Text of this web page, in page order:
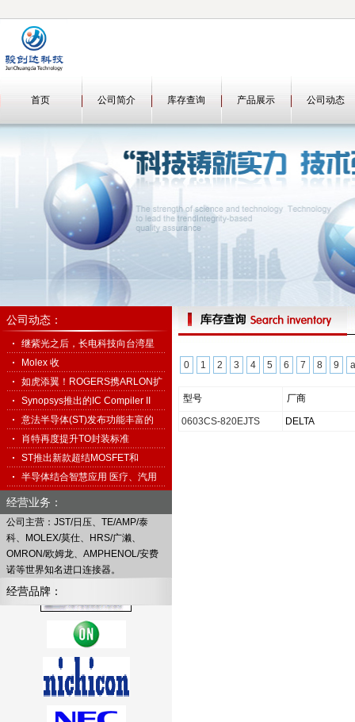
首页 公司简介 库存查询 产品展示 公司动态
0 1 2 3 4 5 6 7 8 9 a
型号 厂商
0603CS-820EJTS DELTA
公司动态：
继紫光之后，长电科技向台湾星
科…Molex 收
购 Interconnect System…
如虎添翼！ROGERS携ARLON扩
展高频…
Synopsys推出的IC Compiler II
促…意法半导体(ST)发布功能丰富的
免…肖特再度提升TO封装标准
ST推出新款超结MOSFET和
1500V TO…
半导体结合智慧应用 医疗、汽用
搭…
经营业务：
公司主营：JST/日压、TE/AMP/泰
科、MOLEX/莫仕、HRS/广濑、
OMRON/欧姆龙、AMPHENOL/安费
诺等世界知名进口连接器。
经营品牌：